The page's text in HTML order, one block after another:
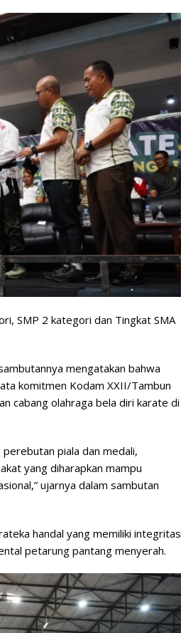
SMP 2 kategori dan Tingkat SMA
mengatakan bahwa
komitmen Kodam XXII/Tambun
cabang olahraga bela diri karate di
perebutan piala dan medali,
yang diharapkan mampu
ujarnya dalam sambutan
handal yang memiliki integritas
petarung pantang menyerah.